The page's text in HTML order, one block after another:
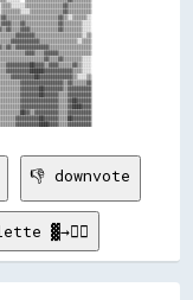
👎 downvote
▓→✊🏽